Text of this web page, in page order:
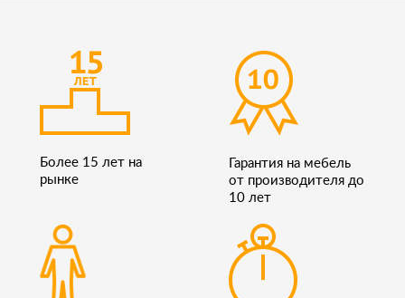
Более 15 лет на
рынке
Гарантия на мебель
от производителя до
10 лет